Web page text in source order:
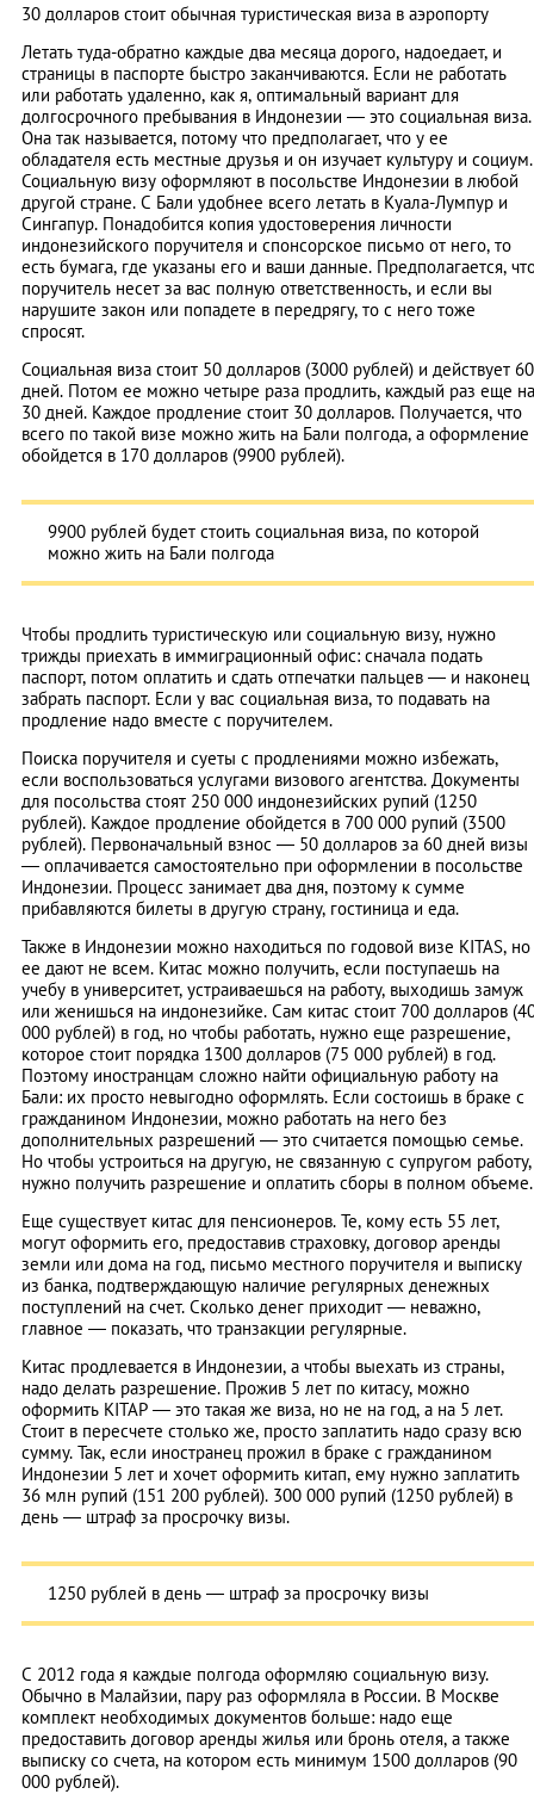
30 долларов стоит обычная туристическая виза в аэропорту
Летать туда-обратно каждые два месяца дорого, надоедает, и
страницы в паспорте быстро заканчиваются. Если не работать
или работать удаленно, как я, оптимальный вариант для
долгосрочного пребывания в Индонезии — это социальная виза.
Она так называется, потому что предполагает, что у ее
обладателя есть местные друзья и он изучает культуру и социум.
Социальную визу оформляют в посольстве Индонезии в любой
другой стране. С Бали удобнее всего летать в Куала-Лумпур и
Сингапур. Понадобится копия удостоверения личности
индонезийского поручителя и спонсорское письмо от него, то
есть бумага, где указаны его и ваши данные. Предполагается,
поручитель несет за вас полную ответственность, и если вы
нарушите закон или попадете в передрягу, то с него тоже
спросят.
Социальная виза стоит 50 долларов (3000 рублей) и действует 60
дней. Потом ее можно четыре раза продлить, каждый раз еще на
30 дней. Каждое продление стоит 30 долларов. Получается, что
всего по такой визе можно жить на Бали полгода, а оформление
обойдется в 170 долларов (9900 рублей).
9900 рублей будет стоить социальная виза, по которой
можно жить на Бали полгода
Чтобы продлить туристическую или социальную визу, нужно
трижды приехать в иммиграционный офис: сначала подать
паспорт, потом оплатить и сдать отпечатки пальцев — и наконец
забрать паспорт. Если у вас социальная виза, то подавать на
продление надо вместе с поручителем.
Поиска поручителя и суеты с продлениями можно избежать,
если воспользоваться услугами визового агентства. Документы
для посольства стоят 250 000 индонезийских рупий (1250
рублей). Каждое продление обойдется в 700 000 рупий (3500
рублей). Первоначальный взнос — 50 долларов за 60 дней визы
— оплачивается самостоятельно при оформлении в посольстве
Индонезии. Процесс занимает два дня, поэтому к сумме
прибавляются билеты в другую страну, гостиница и еда.
Также в Индонезии можно находиться по годовой визе KITAS, но
ее дают не всем. Китас можно получить, если поступаешь на
учебу в университет, устраиваешься на работу, выходишь замуж
или женишься на индонезийке. Сам китас стоит 700 долларов
000 рублей) в год, но чтобы работать, нужно еще разрешение,
которое стоит порядка 1300 долларов (75 000 рублей) в год.
Поэтому иностранцам сложно найти официальную работу на
Бали: их просто невыгодно оформлять. Если состоишь в браке с
гражданином Индонезии, можно работать на него без
дополнительных разрешений — это считается помощью семье.
Но чтобы устроиться на другую, не связанную с супругом работу,
нужно получить разрешение и оплатить сборы в полном объеме.
Еще существует китас для пенсионеров. Те, кому есть 55 лет,
могут оформить его, предоставив страховку, договор аренды
земли или дома на год, письмо местного поручителя и выписку
из банка, подтверждающую наличие регулярных денежных
поступлений на счет. Сколько денег приходит — неважно,
главное — показать, что транзакции регулярные.
Китас продлевается в Индонезии, а чтобы выехать из страны,
надо делать разрешение. Прожив 5 лет по китасу, можно
оформить KITAP — это такая же виза, но не на год, а на 5 лет.
Стоит в пересчете столько же, просто заплатить надо сразу всю
сумму. Так, если иностранец прожил в браке с гражданином
Индонезии 5 лет и хочет оформить китап, ему нужно заплатить
36 млн рупий (151 200 рублей). 300 000 рупий (1250 рублей) в
день — штраф за просрочку визы.
1250 рублей в день — штраф за просрочку визы
С 2012 года я каждые полгода оформляю социальную визу.
Обычно в Малайзии, пару раз оформляла в России. В Москве
комплект необходимых документов больше: надо еще
предоставить договор аренды жилья или бронь отеля, а также
выписку со счета, на котором есть минимум 1500 долларов (90
000 рублей).